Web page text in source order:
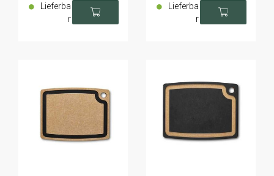
Lieferba
r
Lieferba
r